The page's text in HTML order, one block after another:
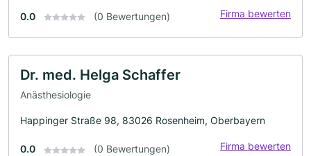
0.0 (0 Bewertungen) Firma bewerten
Dr. med. Helga Schaffer
Anästhesiologie
Happinger Straße 98, 83026 Rosenheim, Oberbayern
0.0 (0 Bewertungen) Firma bewerten